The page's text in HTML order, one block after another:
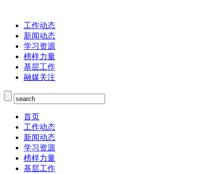
工作动态
新闻动态
学习资源
榜样力量
基层工作
融媒关注
首页
工作动态
新闻动态
学习资源
榜样力量
基层工作